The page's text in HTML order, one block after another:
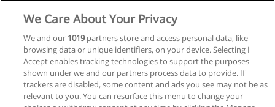
Especialización en Derecho de Familia
CAPACITACIONES FOTI
Solicita información
We Care About Your Privacy
We and our 1019partners store and access personal data, like
browsing data or unique identifiers, on your device. Selecting I
Accept enables tracking technologies to support the purposes
shown under we and our partners process data to provide. If
trackers are disabled, some content and ads you see may not be as
relevant to you. You can resurface this menu to change your